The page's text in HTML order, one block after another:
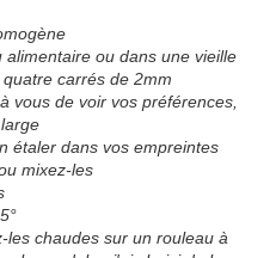
ou dans une vieille
carrés de 2mm
vous de voir vos préférences,
étaler dans vos empreintes
mixez-les
chaudes sur un rouleau à